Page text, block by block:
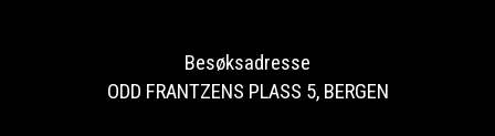
Besøksadresse
ODD FRANTZENS PLASS 5, BERGEN